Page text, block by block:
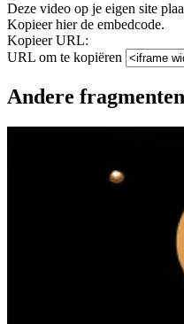
Deze video op je eigen site
Kopieer hier de embedcode.
Kopieer URL:
URL om te kopiëren
Andere